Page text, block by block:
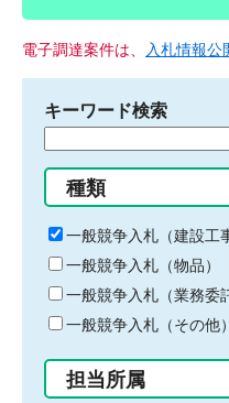
電子調達案件は、 入札情報公
キーワード検索
る
キ
ー
ワ
ー
ド
入
力
種類
一般競争入札（建設工
一般競争入札（物品）
一般競争入札（業務委
一般競争入札（その他）
担当所属